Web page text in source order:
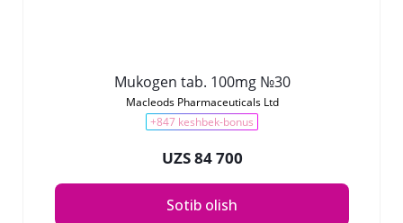
Mukogen tab. 100mg №30
Macleods Pharmaceuticals Ltd
+847 keshbek-bonus
UZS 84 700
Sotib olish